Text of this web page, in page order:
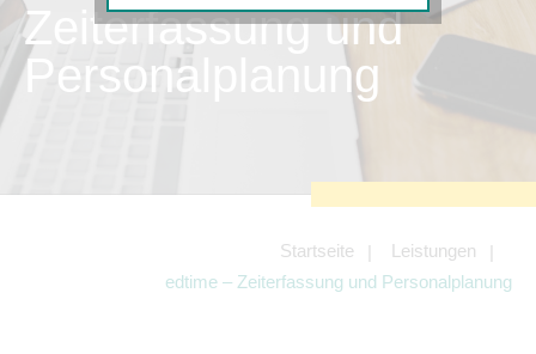
Zeiterfassung und
Personalplanung
Startseite
Leistungen
edtime – Zeiterfassung und Personalplanung
Diese Cookies sind erforderlich, um die
grundlegende Funktionalität der Website
Tracking- und Targeting-Cookies
Angebotes einschließlich der
Angeboten von z.B. Facebook und